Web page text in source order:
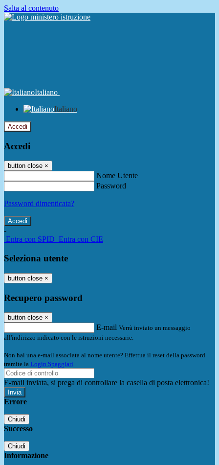
Salta al contenuto
Italiano
Italiano
Accedi
Accedi
button close ×
Nome Utente
Password
Password dimenticata?
-
Entra con SPID Entra con CIE
Seleziona utente
button close ×
Recupero password
button close ×
E-mail Verrà inviato un messaggio
all'indirizzo indicato con le istruzioni necessarie.
Non hai una e-mail associata al nome utente? Effettua il reset della password
tramite la Login Spaggiari
E-mail inviata, si prega di controllare la casella di posta elettronica!
Errore
Chiudi
Successo
Chiudi
Informazione